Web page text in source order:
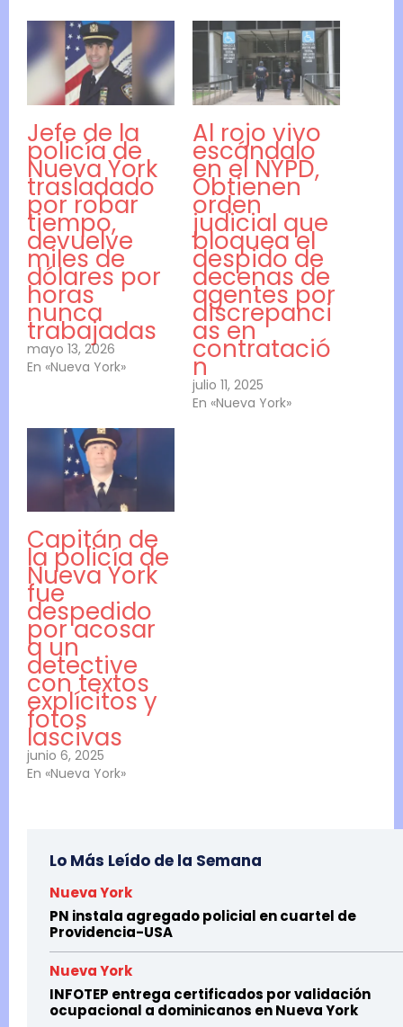
Jefe de la
policía de
Nueva York
trasladado
por robar
tiempo,
devuelve
miles de
dólares por
horas
nunca
trabajadas
mayo 13, 2026
En «Nueva York»
Al rojo vivo
escándalo
en el NYPD,
Obtienen
orden
judicial que
bloquea el
despido de
decenas de
agentes por
discrepanci
as en
contratació
n
julio 11, 2025
En «Nueva York»
Capitán de
la policía de
Nueva York
fue
despedido
por acosar
a un
detective
con textos
explícitos y
fotos
lascivas
junio 6, 2025
En «Nueva York»
Lo Más Leído de la Semana
Nueva York
PN instala agregado policial en cuartel de
Providencia-USA
Nueva York
INFOTEP entrega certificados por validación
ocupacional a dominicanos en Nueva York